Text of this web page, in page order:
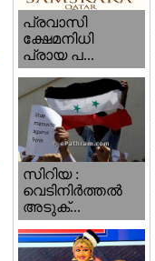
പ്രവാസി
ക്ഷേമനിധി
പ്രായ പ...
സിറിയ :
വെടിനിർത്തൽ
അടുക്...